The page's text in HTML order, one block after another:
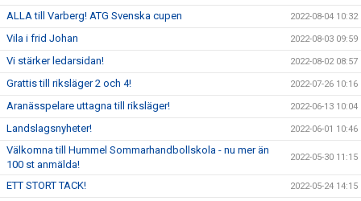
ALLA till Varberg! ATG Svenska cupen 2022-08-04 10:32
Vila i frid Johan 2022-08-03 09:59
Vi stärker ledarsidan! 2022-08-02 08:57
Grattis till riksläger 2 och 4! 2022-07-26 10:16
Aranässpelare uttagna till riksläger! 2022-06-13 10:04
Landslagsnyheter! 2022-06-01 10:46
Välkomna till Hummel Sommarhandbollskola - nu mer än
100 st anmälda!
2022-05-30 11:15
ETT STORT TACK! 2022-05-24 14:15